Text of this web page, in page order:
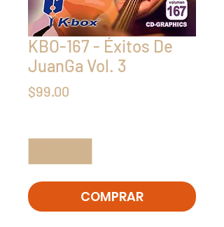
KBO-167 - Éxitos De
JuanGa Vol. 3
$99.00
COMPRAR